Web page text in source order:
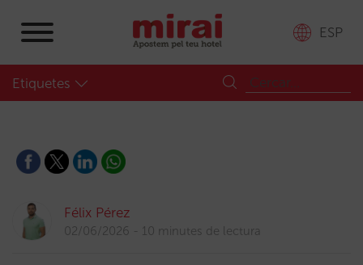
ESP
Etiquetes
Félix Pérez
02/06/2026 10 minutes de lectura